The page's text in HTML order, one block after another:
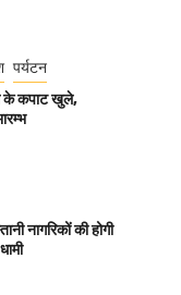
पर्यटन
के कपाट खुले,
नागरिकों की होगी